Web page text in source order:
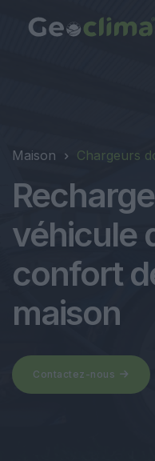
Maison Chargeurs
véhicule
confort
maison
Contactez-nous